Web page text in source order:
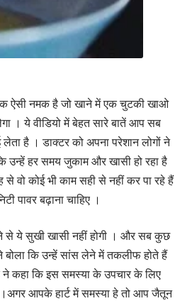
ऐसी नमक है जो खाने में एक चुटकी खाओ
। ये वीडियो में बेहत सारे बातें आप सब
है । डाक्टर को अपना परेशान लोगों ने
उन्हें हर समय जुकाम और खासी हो रहा है
कोई भी काम सही से नहीं कर पा रहे हैं
पावर बढ़ाना चाहिए ।
से ये सुखी खासी नहीं होगी । और सब कुछ
बोला कि उन्हें सांस लेने में तकलीफ होते हैं
ने कहा कि इस समस्या के उपचार के लिए
।अगर आपके हार्ट में समस्या हे तो आप जैतून